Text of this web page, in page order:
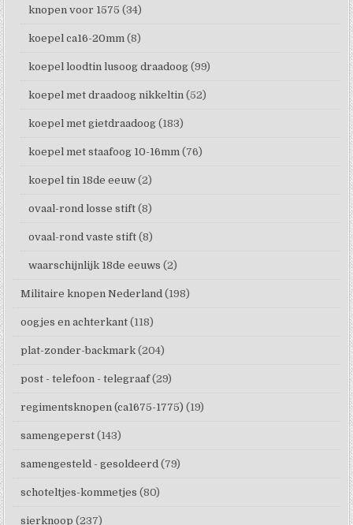
knopen voor 1575 (34)
koepel ca16-20mm (8)
koepel loodtin lusoog draadoog (99)
koepel met draadoog nikkeltin (52)
koepel met gietdraadoog (183)
koepel met staafoog 10-16mm (76)
koepel tin 18de eeuw (2)
ovaal-rond losse stift (8)
ovaal-rond vaste stift (8)
waarschijnlijk 18de eeuws (2)
Militaire knopen Nederland (198)
oogjes en achterkant (118)
plat-zonder-backmark (204)
post - telefoon - telegraaf (29)
regimentsknopen (ca1675-1775) (19)
samengeperst (143)
samengesteld - gesoldeerd (79)
schoteltjes-kommetjes (80)
sierknoop (237)